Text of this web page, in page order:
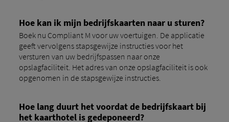
Hoe kan ik mijn bedrijfskaarten naar u sturen?
Boek nu Compliant M voor uw voertuigen. De applicatie
geeft vervolgens stapsgewijze instructies voor het
versturen van uw bedrijfspassen naar onze
opslagfaciliteit. Het adres van onze opslagfaciliteit is ook
opgenomen in de stapsgewijze instructies.
Hoe lang duurt het voordat de bedrijfskaart bij
het kaarthotel is gedeponeerd?